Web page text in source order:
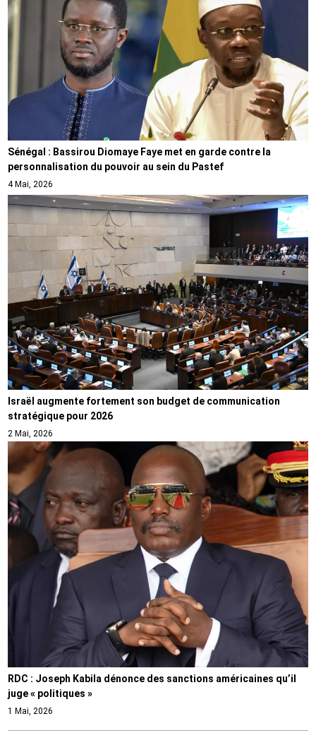
Sénégal : Bassirou Diomaye Faye met en garde contre la
personnalisation du pouvoir au sein du Pastef
4 Mai, 2026
Israël augmente fortement son budget de communication
stratégique pour 2026
2 Mai, 2026
RDC : Joseph Kabila dénonce des sanctions américaines qu’il
juge « politiques »
1 Mai, 2026